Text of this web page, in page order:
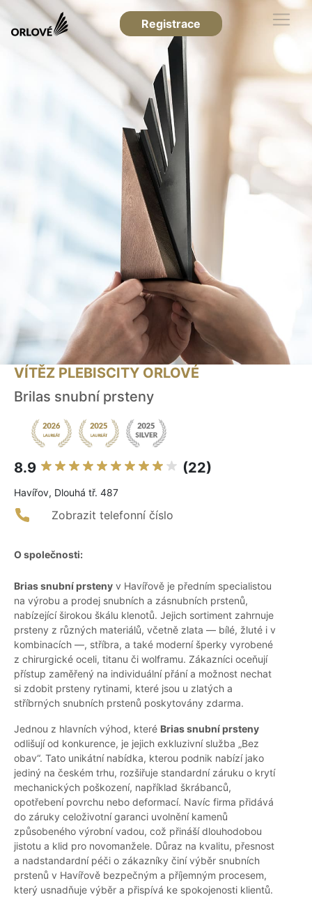
Registrace
VÍTĚZ PLEBISCITY ORLOVÉ
Brilas snubní prsteny
8.9 (22)
Havířov, Dlouhá tř. 487
Zobrazit telefonní číslo
O společnosti:
Brias snubní prsteny v Havířově je předním specialistou
na výrobu a prodej snubních a zásnubních prstenů,
nabízející širokou škálu klenotů. Jejich sortiment zahrnuje
prsteny z různých materiálů, včetně zlata — bílé, žluté i v
kombinacích —, stříbra, a také moderní šperky vyrobené
z chirurgické oceli, titanu či wolframu. Zákazníci oceňují
přístup zaměřený na individuální přání a možnost nechat
si zdobit prsteny rytinami, které jsou u zlatých a
stříbrných snubních prstenů poskytovány zdarma.
Jednou z hlavních výhod, které Brias snubní prsteny
odlišují od konkurence, je jejich exkluzivní služba „Bez
obav“. Tato unikátní nabídka, kterou podnik nabízí jako
jediný na českém trhu, rozšiřuje standardní záruku o krytí
mechanických poškození, například škrábanců,
opotřebení povrchu nebo deformací. Navíc firma přidává
do záruky celoživotní garanci uvolnění kamenů
způsobeného výrobní vadou, což přináší dlouhodobou
jistotu a klid pro novomanžele. Důraz na kvalitu, přesnost
a nadstandardní péči o zákazníky činí výběr snubních
prstenů v Havířově bezpečným a příjemným procesem,
který usnadňuje výběr a přispívá ke spokojenosti klientů.